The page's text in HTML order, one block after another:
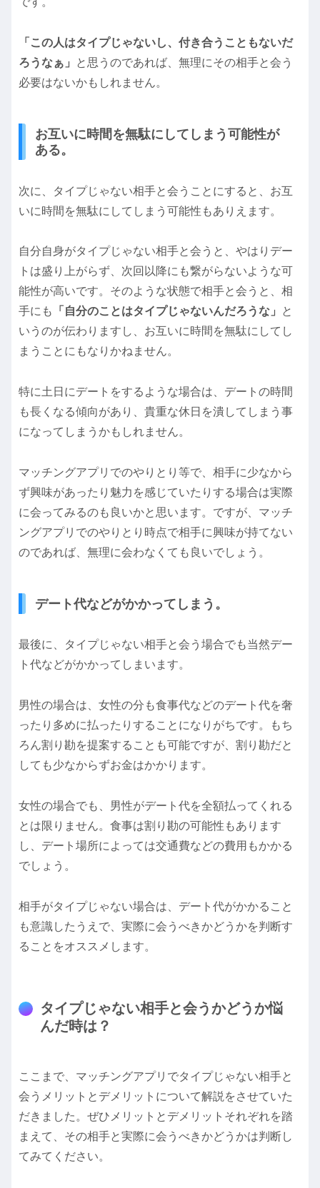
「この人はタイプじゃないし、付き合うこともないだ
ろうなぁ」
と思うのであれば、無理にその相手と会う
必要はないかもしれません。
お互いに時間を無駄にしてしまう可能性が
ある。
次に、タイプじゃない相手と会うことにすると、お互
いに時間を無駄にしてしまう可能性もありえます。
自分自身がタイプじゃない相手と会うと、やはりデー
トは盛り上がらず、次回以降にも繋がらないような可
能性が高いです。そのような状態で相手と会うと、相
手にも
「自分のことはタイプじゃないんだろうな」
と
いうのが伝わりますし、お互いに時間を無駄にしてし
まうことにもなりかねません。
特に土日にデートをするような場合は、デートの時間
も長くなる傾向があり、貴重な休日を潰してしまう事
になってしまうかもしれません。
マッチングアプリでのやりとり等で、相手に少なから
ず興味があったり魅力を感じていたりする場合は実際
に会ってみるのも良いかと思います。ですが、マッチ
ングアプリでのやりとり時点で相手に興味が持てない
のであれば、無理に会わなくても良いでしょう。
デート代などがかかってしまう。
最後に、タイプじゃない相手と会う場合でも当然デー
ト代などがかかってしまいます。
男性の場合は、女性の分も食事代などのデート代を奢
ったり多めに払ったりすることになりがちです。もち
ろん割り勘を提案することも可能ですが、割り勘だと
しても少なからずお金はかかります。
女性の場合でも、男性がデート代を全額払ってくれる
とは限りません。食事は割り勘の可能性もあります
し、デート場所によっては交通費などの費用もかかる
でしょう。
相手がタイプじゃない場合は、デート代がかかること
も意識したうえで、実際に会うべきかどうかを判断す
ることをオススメします。
タイプじゃない相手と会うかどうか悩
んだ時は？
ここまで、マッチングアプリでタイプじゃない相手と
会うメリットとデメリットについて解説をさせていた
だきました。ぜひメリットとデメリットそれぞれを踏
まえて、その相手と実際に会うべきかどうかは判断し
てみてください。